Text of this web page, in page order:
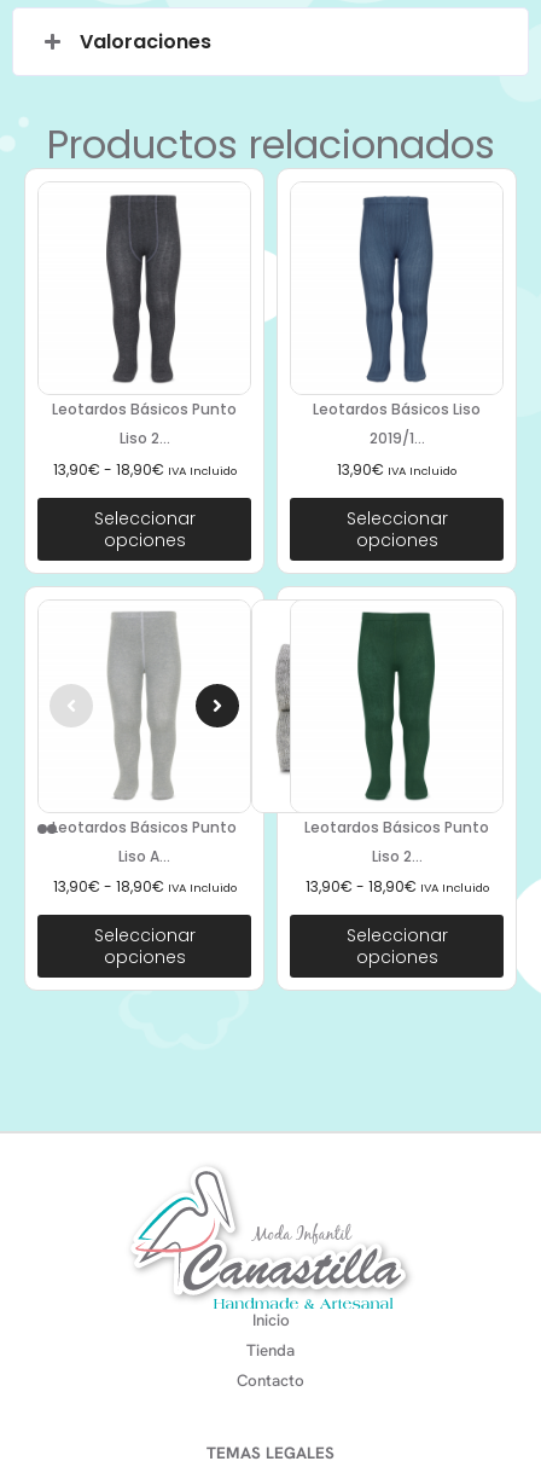
Valoraciones
Productos relacionados
Leotardos Básicos Punto
Liso 2...
13,90€ - 18,90€ IVA Incluido
Seleccionar
opciones
Leotardos Básicos Liso
2019/1...
13,90€ IVA Incluido
Seleccionar
opciones
Leotardos Básicos Punto
Liso A...
13,90€ - 18,90€ IVA Incluido
Seleccionar
opciones
Leotardos Básicos Punto
Liso 2...
13,90€ - 18,90€ IVA Incluido
Seleccionar
opciones
Inicio
Tienda
Contacto
TEMAS LEGALES